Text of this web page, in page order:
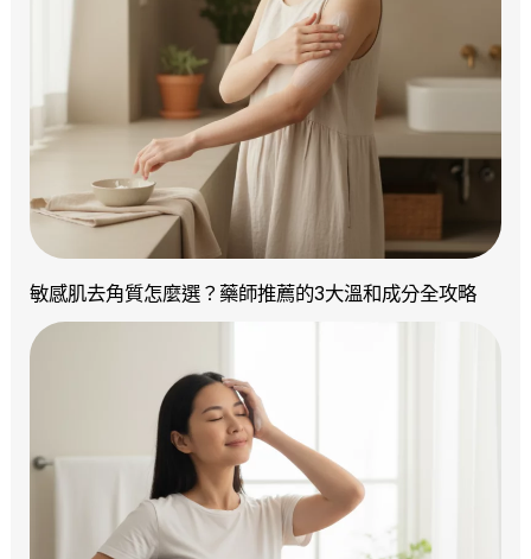
敏感肌去角質怎麼選？藥師推薦的3大溫和成分全攻略